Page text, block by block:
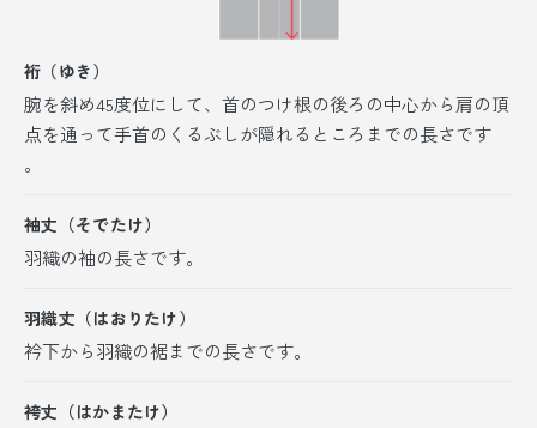
裄（ゆき）
腕を斜め45度位にして、首のつけ根の後ろの中心から肩の頂
点を通って手首のくるぶしが隠れるところまでの長さです
。
袖丈（そでたけ）
羽織の袖の長さです。
羽織丈（はおりたけ）
衿下から羽織の裾までの長さです。
袴丈（はかまたけ）